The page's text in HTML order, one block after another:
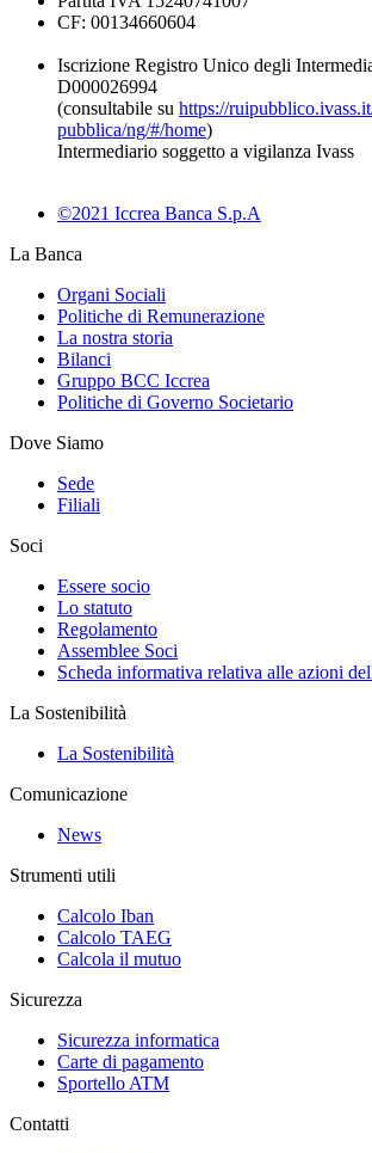
CF: 00134660604
Iscrizione Registro Unico degli
D000026994
(consultabile su https://
pubblica/ng/#/home)
Intermediario soggetto a vigilanza Ivass
©2021 Iccrea Banca S.p.A
La Banca
Organi Sociali
Politiche di Remunerazione
La nostra storia
Bilanci
Gruppo BCC Iccrea
Politiche di Governo Societario
Dove Siamo
Sede
Filiali
Soci
Essere socio
Lo statuto
Regolamento
Assemblee Soci
Scheda informativa relativa alle azioni
La Sostenibilità
La Sostenibilità
Comunicazione
News
Strumenti utili
Calcolo Iban
Calcolo TAEG
Calcola il mutuo
Sicurezza
Sicurezza informatica
Carte di pagamento
Sportello ATM
Contatti